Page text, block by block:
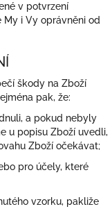
v potvrzení
My i Vy oprávněni od
škody na Zboží
pak, že:
a pokud nebyly
u popisu Zboží uvedli,
Zboží očekávat;
pro účely, které
vzorku, pakliže